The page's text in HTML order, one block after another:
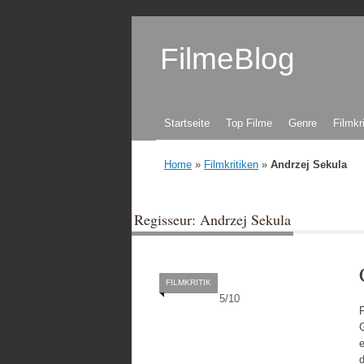
FilmeBlog
Zum Inhalt springen
Startseite Top Filme Genre
Home » Filmkritiken » Andrzej Sekula
Regisseur: Andrzej Sekula
5/10
FILMKRITIK